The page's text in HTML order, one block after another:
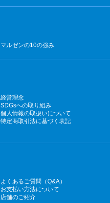
マルゼンの10の強み
経営理念
SDGsへの取り組み
個人情報の取扱いについて
特定商取引法に基づく表記
よくあるご質問（Q&A）
お支払い方法について
店舗のご紹介